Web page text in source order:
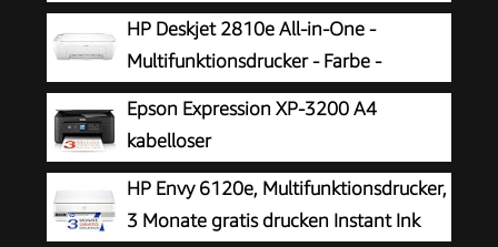
vielbeschäftigte Haushalte | WLAN | A4
| Drucken, Kopieren, Scannen | 3.7 cm LCD-
Display | inkl. Tinte für bis zu 3 Jahre
HP Deskjet 2810e All-in-One -
Multifunktionsdrucker - Farbe -
Tintenstrahl - 216 x 297 mm (Original)
- A4/Legal (Medien) - bis zu 7.5 Seiten/Min.
(Drucken) - 60 Blatt - USB 2.0, Bluetooth, Wi-
Fi(n)
Epson Expression XP-3200 A4
kabelloser
Multifunktionstintenstrahldrucker
HP Envy 6120e, Multifunktionsdrucker,
3 Monate gratis drucken Instant Ink